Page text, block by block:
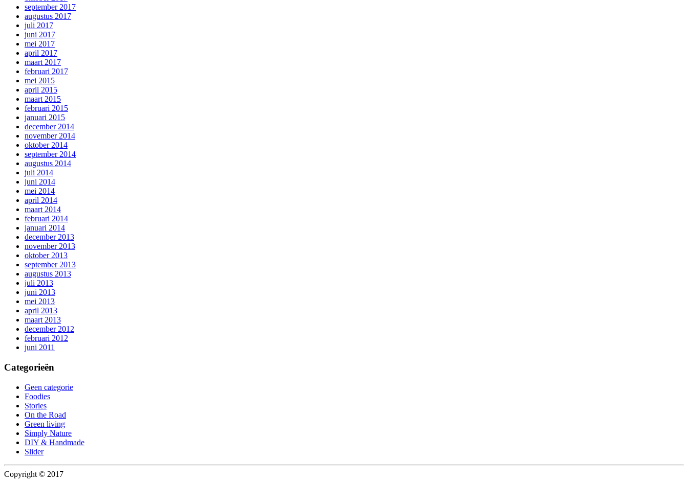
september 2017
augustus 2017
juli 2017
juni 2017
mei 2017
april 2017
maart 2017
februari 2017
mei 2015
april 2015
maart 2015
februari 2015
januari 2015
december 2014
november 2014
oktober 2014
september 2014
augustus 2014
juli 2014
juni 2014
mei 2014
april 2014
maart 2014
februari 2014
januari 2014
december 2013
november 2013
oktober 2013
september 2013
augustus 2013
juli 2013
juni 2013
mei 2013
april 2013
maart 2013
december 2012
februari 2012
juni 2011
Categorieën
Geen categorie
Foodies
Stories
On the Road
Green living
Simply Nature
DIY & Handmade
Slider
Copyright © 2017